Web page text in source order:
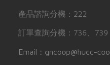
產品諮詢分機：222
訂單查詢分機：736、739
Email：gncoop@hucc-